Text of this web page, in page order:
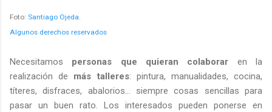
Foto: Santiago Ojeda
Algunos derechos reservados
Necesitamos personas que quieran colaborar en la
realización de más talleres: pintura, manualidades, cocina,
títeres, disfraces, abalorios... siempre cosas sencillas para
pasar un buen rato. Los interesados pueden ponerse en